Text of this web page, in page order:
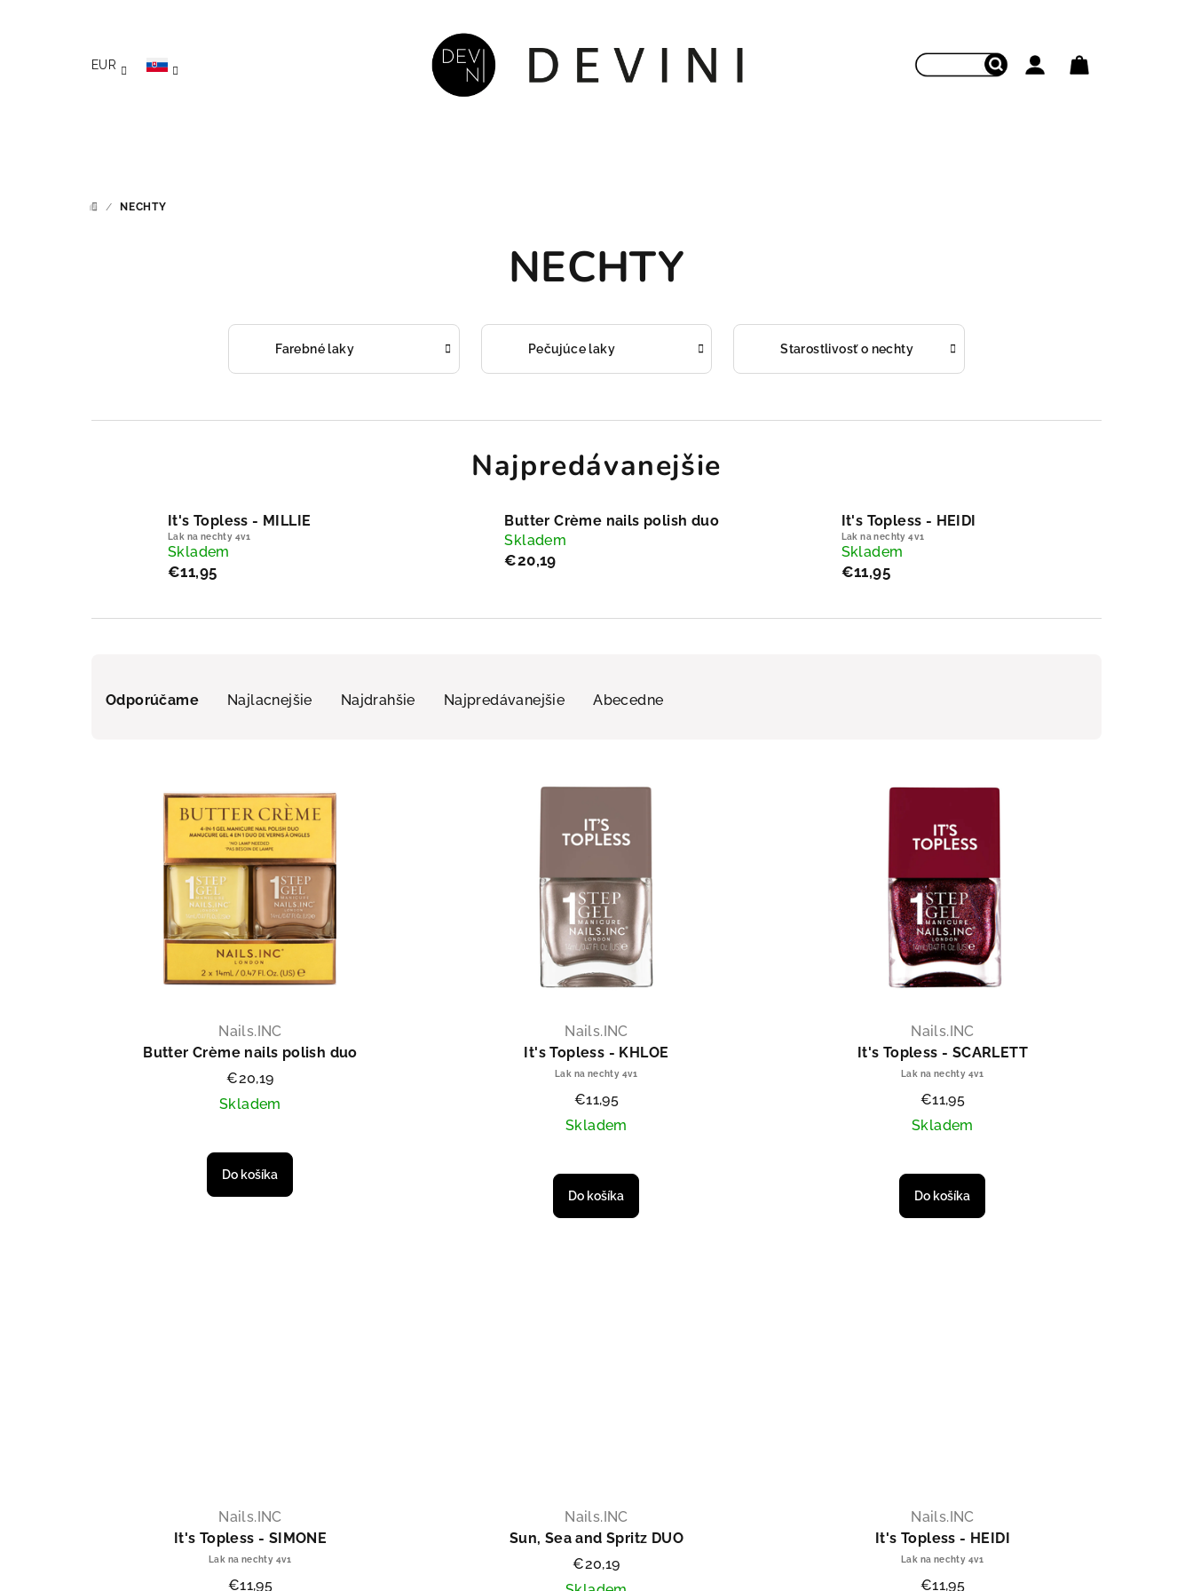
EUR
DOMOV
/ NECHTY
NECHTY
Farebné laky Pečujúce laky Starostlivosť o nechty
Najpredávanejšie
It's Topless - MILLIE
Lak na nechty 4v1
Skladem
€11,95
Butter Crème nails polish duo
Skladem
€20,19
It's Topless - HEIDI
Lak na nechty 4v1
Skladem
€11,95
Odporúčame Najlacnejšie Najdrahšie Najpredávanejšie Abecedne
Nails.INC
Butter Crème nails polish duo
€20,19
Skladem
Do košíka
Nails.INC
It's Topless - KHLOE
Lak na nechty 4v1
€11,95
Skladem
Do košíka
Nails.INC
It's Topless - SCARLETT
Lak na nechty 4v1
€11,95
Skladem
Do košíka
Nails.INC
It's Topless - SIMONE
Lak na nechty 4v1
€11,95
Nails.INC
Sun, Sea and Spritz DUO
€20,19
Nails.INC
It's Topless - HEIDI
Lak na nechty 4v1
€11,95